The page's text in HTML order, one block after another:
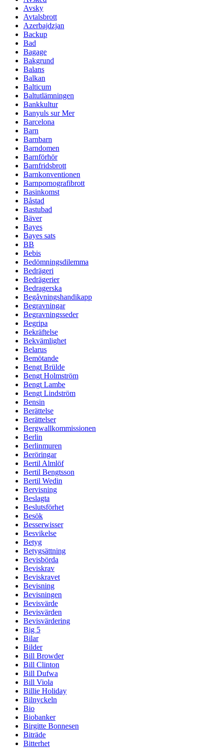
Avsky
Avtalsbrott
Azerbajdzjan
Backup
Bad
Bagage
Bakgrund
Balans
Balkan
Balticum
Baltutlämningen
Bankkultur
Banyuls sur Mer
Barcelona
Barn
Barnbarn
Barndomen
Barnförhör
Barnfridsbrott
Barnkonventionen
Barnpornografibrott
Basinkomst
Båstad
Bastubad
Bäver
Bayes
Bayes sats
BB
Bebis
Bedömningsdilemma
Bedrägeri
Bedrägerier
Bedragerska
Begåvningshandikapp
Begravningar
Begravningsseder
Begripa
Bekräftelse
Bekvämlighet
Belarus
Bemötande
Bengt Brülde
Bengt Holmström
Bengt Lambe
Bengt Lindström
Bensin
Berättelse
Berättelser
Bergwallkommissionen
Berlin
Berlinmuren
Beröringar
Bertil Almlöf
Bertil Bengtsson
Bertil Wedin
Bervisning
Beslagta
Beslutsförhet
Besök
Besserwisser
Besvikelse
Betyg
Betygsättning
Bevisbörda
Beviskrav
Beviskravet
Bevisning
Bevisningen
Bevisvärde
Bevisvärden
Bevisvärdering
Big 5
Bilar
Bilder
Bill Browder
Bill Clinton
Bill Dufwa
Bill Viola
Billie Holiday
Bilnyckeln
Bio
Biobanker
Birgitte Bonnesen
Biträde
Bitterhet